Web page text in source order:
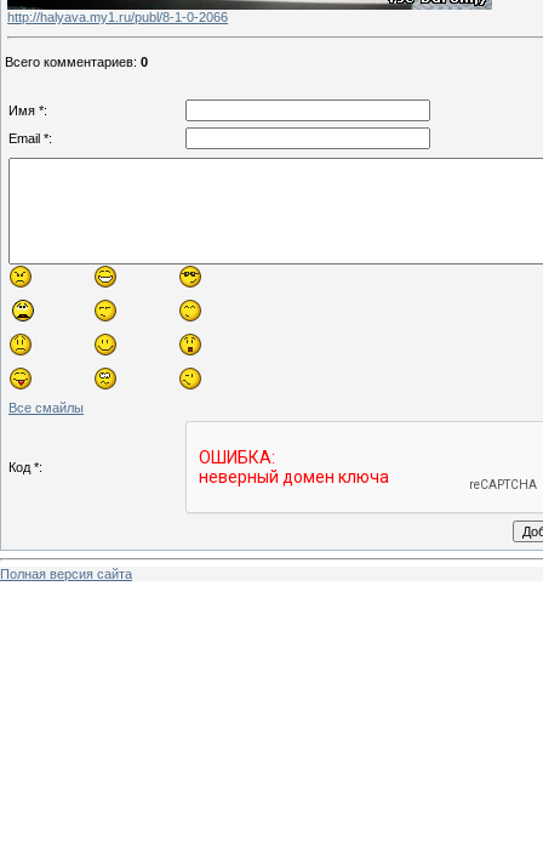
http://halyava.my1.ru/publ/8-1-0-2066
Всего комментариев: 0
Имя *:
Email *:
Все смайлы
Код *:
Полная версия сайта